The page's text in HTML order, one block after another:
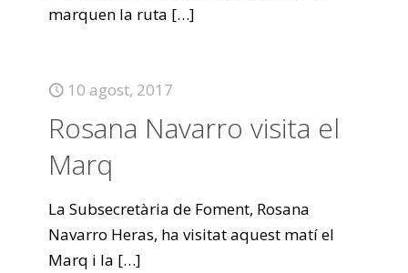
marquen la ruta […]
10 agost, 2017
Rosana Navarro visita el
Marq
La Subsecretària de Foment, Rosana
Navarro Heras, ha visitat aquest matí el
Marq i la […]